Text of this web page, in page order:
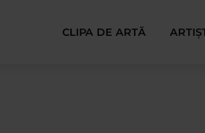
CLIPA DE ARTĂ